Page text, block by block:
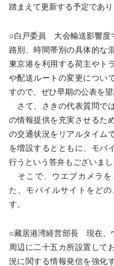
踏まえて更新する予定であり
○白戸委員 大会輸送影響度
路別、時間帯別の具体的な
東京港を利用する荷主やト
や配送ルートの変更につい
すので、ぜひ早期の公表を望
さて、さきの代表質問で
の情報提供を充実させるた
の交通状況をリアルタイム
を増設するとともに、モバ
行うという答弁もございまし
そこで、ウエブカメラを
た、モバイルサイトをど
す。
○藏居港湾経営部長 現在、
周辺に二十五カ所設置して
況に関する情報発信を強化